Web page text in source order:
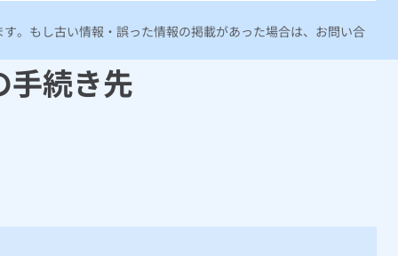
。もし古い情報・誤った情報の掲載があった場合は、お問い合
手続き先